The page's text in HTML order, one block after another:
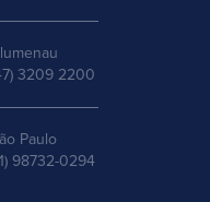
3209 2200
Paulo
98732-0294